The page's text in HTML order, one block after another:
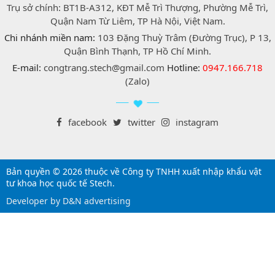
Trụ sở chính: BT1B-A312, KĐT Mễ Trì Thượng, Phường Mễ Trì,
Quận Nam Từ Liêm, TP Hà Nội, Việt Nam.
Chi nhánh miền nam: 103 Đặng Thuỳ Trâm (Đường Trục), P 13,
Quận Bình Thạnh, TP Hồ Chí Minh.
E-mail: congtrang.stech@gmail.com Hotline: 0947.166.718
(Zalo)
facebook twitter instagram
Bản quyền © 2026 thuộc về Công ty TNHH xuất nhập khẩu vật
tư khoa học quốc tế Stech.
Developer by D&N advertising